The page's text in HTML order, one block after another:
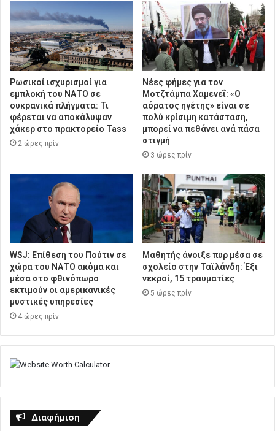
Ρωσικοί ισχυρισμοί για
εμπλοκή του ΝΑΤΟ σε
ουκρανικά πλήγματα: Τι
φέρεται να αποκάλυψαν
χάκερ στο πρακτορείο Tass
2 ώρες πρίν
Νέες φήμες για τον
Μοτζτάμπα Χαμενεΐ: «Ο
αόρατος ηγέτης» είναι σε
πολύ κρίσιμη κατάσταση,
μπορεί να πεθάνει ανά πάσα
στιγμή
3 ώρες πρίν
WSJ: Επίθεση του Πούτιν σε
χώρα του ΝΑΤΟ ακόμα και
μέσα στο φθινόπωρο
εκτιμούν οι αμερικανικές
μυστικές υπηρεσίες
4 ώρες πρίν
Μαθητής άνοιξε πυρ μέσα σε
σχολείο στην Ταϊλάνδη: Έξι
νεκροί, 15 τραυματίες
5 ώρες πρίν
Διαφήμιση